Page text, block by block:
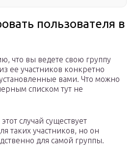
пользователя в
что вы ведете свою группу
ее участников конкретно
вами. Что можно
списком тут не
случай существует
таких участников, но он
для самой группы.